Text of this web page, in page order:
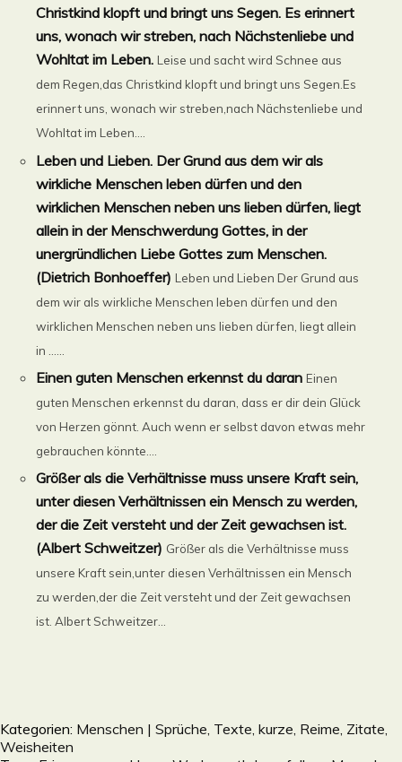
Christkind klopft und bringt uns Segen. Es erinnert
uns, wonach wir streben, nach Nächstenliebe und
Wohltat im Leben. Leise und sacht wird Schnee aus
dem Regen,das Christkind klopft und bringt uns Segen.Es
erinnert uns, wonach wir streben,nach Nächstenliebe und
Wohltat im Leben....
Leben und Lieben. Der Grund aus dem wir als
wirkliche Menschen leben dürfen und den
wirklichen Menschen neben uns lieben dürfen, liegt
allein in der Menschwerdung Gottes, in der
unergründlichen Liebe Gottes zum Menschen.
(Dietrich Bonhoeffer) Leben und Lieben Der Grund aus
dem wir als wirkliche Menschen leben dürfen und den
wirklichen Menschen neben uns lieben dürfen, liegt allein
in ......
Einen guten Menschen erkennst du daran Einen
guten Menschen erkennst du daran, dass er dir dein Glück
von Herzen gönnt. Auch wenn er selbst davon etwas mehr
gebrauchen könnte....
Größer als die Verhältnisse muss unsere Kraft sein,
unter diesen Verhältnissen ein Mensch zu werden,
der die Zeit versteht und der Zeit gewachsen ist.
(Albert Schweitzer) Größer als die Verhältnisse muss
unsere Kraft sein,unter diesen Verhältnissen ein Mensch
zu werden,der die Zeit versteht und der Zeit gewachsen
ist. Albert Schweitzer...
Kategorien: Menschen | Sprüche, Texte, kurze, Reime, Zitate,
Weisheiten